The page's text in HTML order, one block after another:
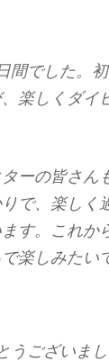
間でした。
楽しくダイ
ーの皆さん
で、楽しく
す。これか
楽しみたい
うございま